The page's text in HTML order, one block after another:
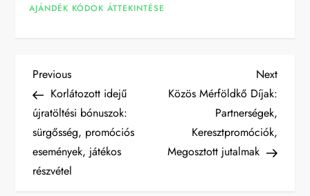
AJÁNDÉK KÓDOK ÁTTEKINTÉSE
P
o
s
t
Previous
Post
Previous
Korlátozott idejű
újratöltési bónuszok:
sürgősség, promóciós
események, játékos
részvétel
Next
Post
Next
Közös Mérföldkő Díjak:
Partnerségek,
Keresztpromóciók,
Megosztott jutalmak